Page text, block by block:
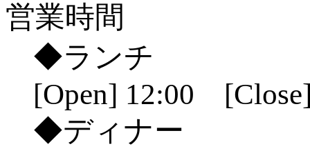
営業時間
◆ランチ
[Open] 12:00
◆ディナー